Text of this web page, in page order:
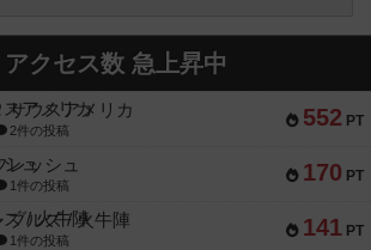
アクセス数 急上昇中
552 PT
サウスアメリカ
2件の投稿
170 PT
レッシュ
1件の投稿
141 PT
ブルズ / 火牛陣
1件の投稿